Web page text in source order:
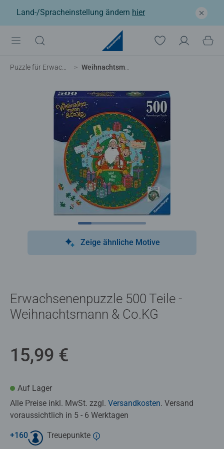
Land-/Spracheinstellung ändern hier
Puzzle für Erwachsene Weihnachtsmann & Co.KG
Zeige ähnliche Motive
Erwachsenenpuzzle 500 Teile -
Weihnachtsmann & Co.KG
15,99 €
Auf Lager
Alle Preise inkl. MwSt. zzgl. Versandkosten. Versand
voraussichtlich in 5 - 6 Werktagen
+160 Treuepunkte